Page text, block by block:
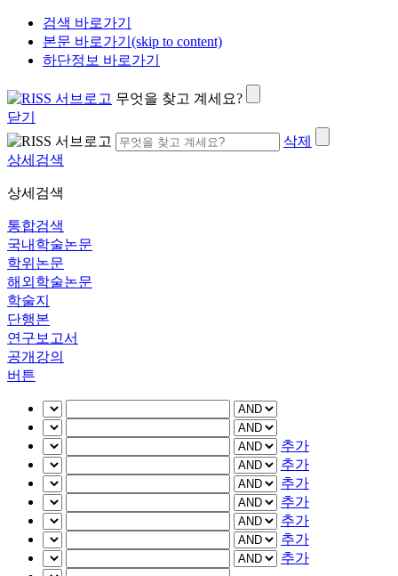
검색 바로가기
본문 바로가기(skip to content)
하단정보 바로가기
무엇을 찾고 계세요?
닫기
삭제
상세검색
상세검색
통합검색
국내학술논문
학위논문
해외학술논문
학술지
단행본
연구보고서
공개강의
버튼
추가
추가
추가
추가
추가
추가
추가